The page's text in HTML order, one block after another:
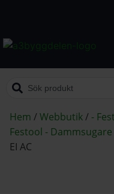
Hem /Webbutik/ -
Festool - Dammsugare
EI AC